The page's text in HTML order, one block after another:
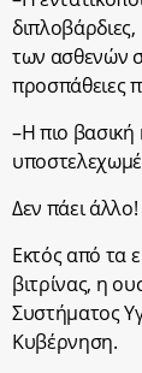
των ασθενών
προσπάθειες
–Η πιο βασική
Δεν πάει άλλο!
Εκτός από τα
βιτρίνας, η
Συστήματος
Κυβέρνηση.